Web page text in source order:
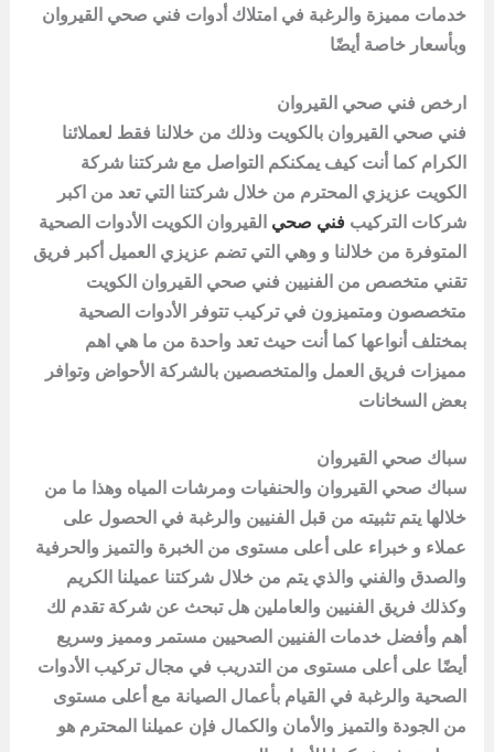
خدمات مميزة والرغبة في امتلاك أدوات فني صحي القيروان
وبأسعار خاصة أيضًا
ارخص فني صحي القيروان
فني صحي القيروان بالكويت وذلك من خلالنا فقط لعملائنا
الكرام كما أنت كيف يمكنكم التواصل مع شركتنا شركة
الكويت عزيزي المحترم من خلال شركتنا التي تعد من اكبر
شركات التركيب فني صحي القيروان الكويت الأدوات الصحية
المتوفرة من خلالنا و وهي التي تضم عزيزي العميل أكبر فريق
تقني متخصص من الفنيين فني صحي القيروان الكويت
متخصصون ومتميزون في تركيب تتوفر الأدوات الصحية
بمختلف أنواعها كما أنت حيث تعد واحدة من ما هي اهم
مميزات فريق العمل والمتخصصين بالشركة الأحواض وتوافر
بعض السخانات
سباك صحي القيروان
سباك صحي القيروان والحنفيات ومرشات المياه وهذا ما من
خلالها يتم تثبيته من قبل الفنيين والرغبة في الحصول على
عملاء و خبراء على أعلى مستوى من الخبرة والتميز والحرفية
والصدق والفني والذي يتم من خلال شركتنا عميلنا الكريم
وكذلك فريق الفنيين والعاملين هل تبحث عن شركة تقدم لك
أهم وأفضل خدمات الفنيين الصحيين مستمر ومميز وسريع
أيضًا على أعلى مستوى من التدريب في مجال تركيب الأدوات
الصحية والرغبة في القيام بأعمال الصيانة مع أعلى مستوى
من الجودة والتميز والأمان والكمال فإن عميلنا المحترم هو